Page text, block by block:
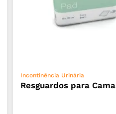
ADICIONAR
Incontinência Urinária
Resguardos para Cama